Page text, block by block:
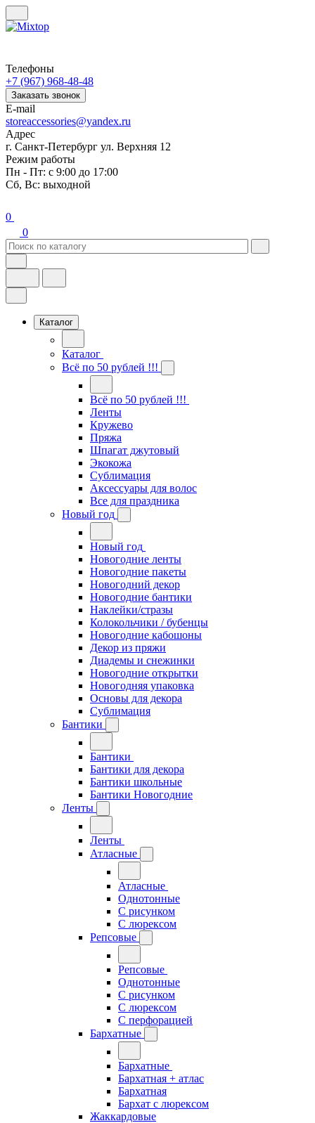
Телефоны
+7 (967) 968-48-48
Заказать звонок
E-mail
storeaccessories@yandex.ru
Адрес
г. Санкт-Петербург ул. Верхняя 12
Режим работы
Пн - Пт: с 9:00 до 17:00
Сб, Вс: выходной
0
0
Каталог
Каталог
Всё по 50 рублей !!!
Всё по 50 рублей !!!
Ленты
Кружево
Пряжа
Шпагат джутовый
Экокожа
Сублимация
Аксессуары для волос
Все для праздника
Новый год
Новый год
Новогодние ленты
Новогодние пакеты
Новогодний декор
Новогодние бантики
Наклейки/стразы
Колокольчики / бубенцы
Новогодние кабошоны
Декор из пряжи
Диадемы и снежинки
Новогодние открытки
Новогодняя упаковка
Основы для декора
Сублимация
Бантики
Бантики
Бантики для декора
Бантики школьные
Бантики Новогодние
Ленты
Ленты
Атласные
Атласные
Однотонные
С рисунком
С люрексом
Репсовые
Репсовые
Однотонные
С рисунком
С люрексом
С перфорацией
Бархатные
Бархатные
Бархатная + атлас
Бархатная
Бархат с люрексом
Жаккардовые